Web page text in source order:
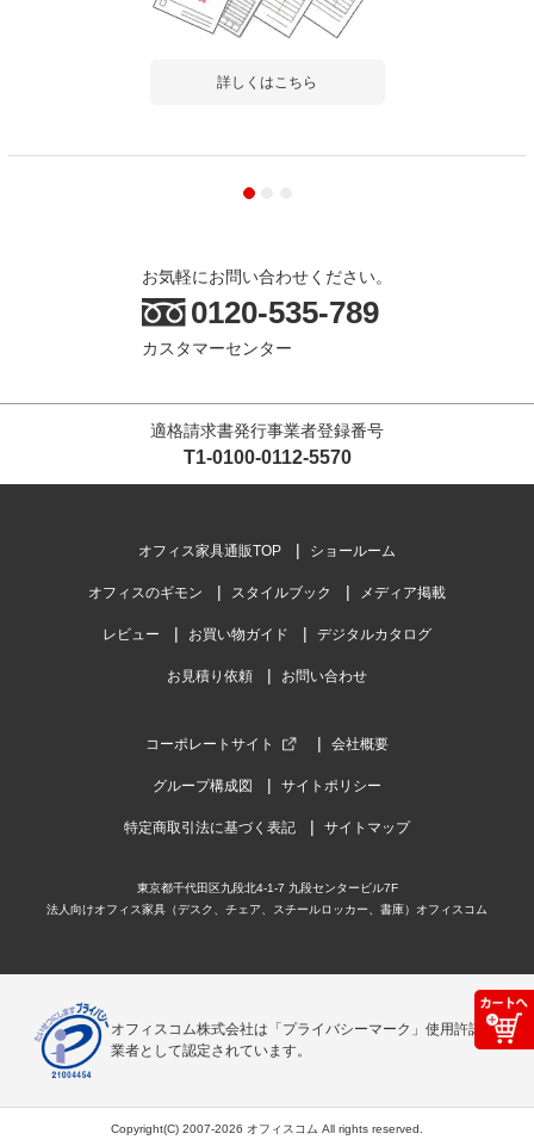
詳しくはこちら
お気軽にお問い合わせください。
0120-535-789
カスタマーセンター
適格請求書発行事業者登録番号
T1-0100-0112-5570
オフィス家具通販TOP ショールーム
オフィスのギモン スタイルブック メディア掲載
レビュー お買い物ガイド デジタルカタログ
お見積り依頼 お問い合わせ
コーポレートサイト 会社概要
グループ構成図 サイトポリシー
特定商取引法に基づく表記 サイトマップ
東京都千代田区九段北4-1-7 九段センタービル7F
法人向けオフィス家具（デスク、チェア、スチールロッカー、書庫）オフィスコム
オフィスコム株式会社は「プライバシーマーク」使用許諾事
業者として認定されています。
Copyright(C) 2007-2026 オフィスコム All rights reserved.